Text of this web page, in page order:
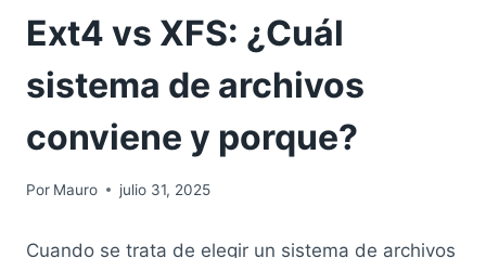
Ext4 vs XFS: ¿Cuál
sistema de archivos
conviene y porque?
Por Mauro julio 31, 2025
Cuando se trata de elegir un sistema de archivos